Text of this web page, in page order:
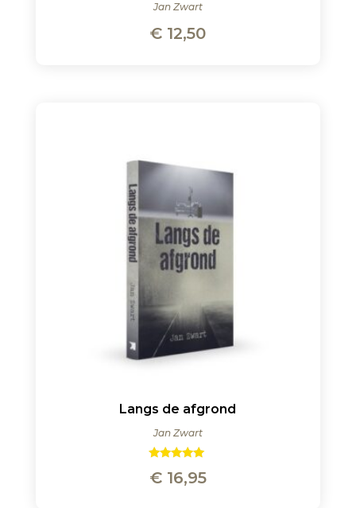
Jan Zwart
€ 12,50
Langs de afgrond
Jan Zwart
d
€16,95